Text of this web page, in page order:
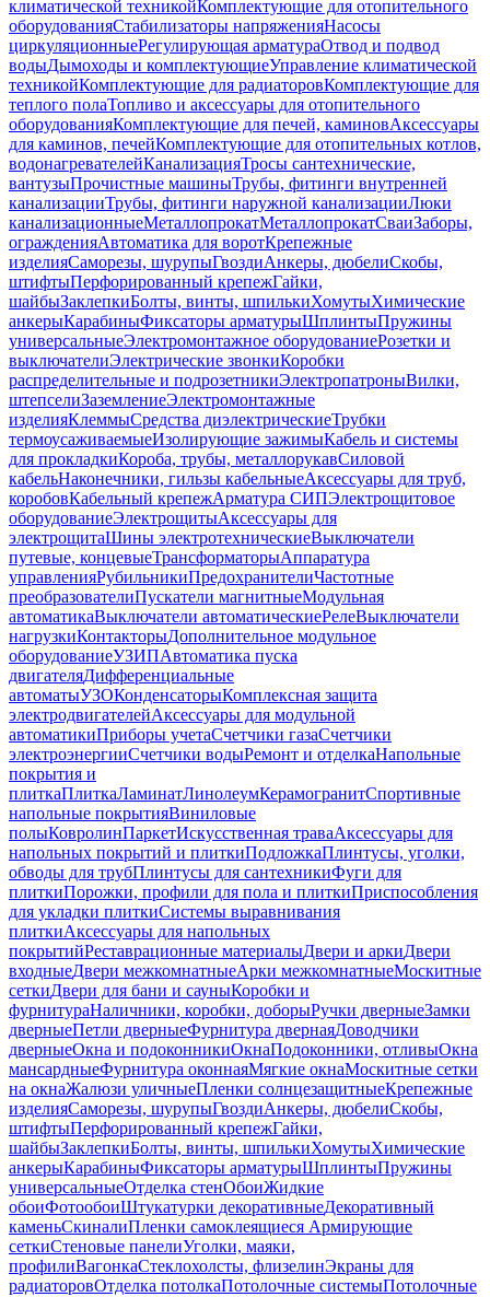
климатической техникойКомплектующие для отопительного
оборудованияСтабилизаторы напряженияНасосы
циркуляционныеРегулирующая арматураОтвод и подвод
водыДымоходы и комплектующиеУправление климатической
техникойКомплектующие для радиаторовКомплектующие для
теплого полаТопливо и аксессуары для отопительного
оборудованияКомплектующие для печей, каминовАксессуары
для каминов, печейКомплектующие для отопительных котлов,
водонагревателейКанализацияТросы сантехнические,
вантузыПрочистные машиныТрубы, фитинги внутренней
канализацииТрубы, фитинги наружной канализацииЛюки
канализационныеМеталлопрокатМеталлопрокатСваиЗаборы,
огражденияАвтоматика для воротКрепежные
изделияСаморезы, шурупыГвоздиАнкеры, дюбелиСкобы,
штифтыПерфорированный крепежГайки,
шайбыЗаклепкиБолты, винты, шпилькиХомутыХимические
анкерыКарабиныФиксаторы арматурыШплинтыПружины
универсальныеЭлектромонтажное оборудованиеРозетки и
выключателиЭлектрические звонкиКоробки
распределительные и подрозетникиЭлектропатроныВилки,
штепселиЗаземлениеЭлектромонтажные
изделияКлеммыСредства диэлектрическиеТрубки
термоусаживаемыеИзолирующие зажимыКабель и системы
для прокладкиКороба, трубы, металлорукавСиловой
кабельНаконечники, гильзы кабельныеАксессуары для труб,
коробовКабельный крепежАрматура СИПЭлектрощитовое
оборудованиеЭлектрощитыАксессуары для
электрощитаШины электротехническиеВыключатели
путевые, концевыеТрансформаторыАппаратура
управленияРубильникиПредохранителиЧастотные
преобразователиПускатели магнитныеМодульная
автоматикаВыключатели автоматическиеРелеВыключатели
нагрузкиКонтакторыДополнительное модульное
оборудованиеУЗИПАвтоматика пуска
двигателяДифференциальные
автоматыУЗОКонденсаторыКомплексная защита
электродвигателейАксессуары для модульной
автоматикиПриборы учетаСчетчики газаСчетчики
электроэнергииСчетчики водыРемонт и отделкаНапольные
покрытия и
плиткаПлиткаЛаминатЛинолеумКерамогранитСпортивные
напольные покрытияВиниловые
полыКовролинПаркетИскусственная траваАксессуары для
напольных покрытий и плиткиПодложкаПлинтусы, уголки,
обводы для трубПлинтусы для сантехникиФуги для
плиткиПорожки, профили для пола и плиткиПриспособления
для укладки плиткиСистемы выравнивания
плиткиАксессуары для напольных
покрытийРеставрационные материалыДвери и аркиДвери
входныеДвери межкомнатныеАрки межкомнатныеМоскитные
сеткиДвери для бани и сауныКоробки и
фурнитураНаличники, коробки, доборыРучки дверныеЗамки
дверныеПетли дверныеФурнитура двернаяДоводчики
дверныеОкна и подоконникиОкнаПодоконники, отливыОкна
мансардныеФурнитура оконнаяМягкие окнаМоскитные сетки
на окнаЖалюзи уличныеПленки солнцезащитныеКрепежные
изделияСаморезы, шурупыГвоздиАнкеры, дюбелиСкобы,
штифтыПерфорированный крепежГайки,
шайбыЗаклепкиБолты, винты, шпилькиХомутыХимические
анкерыКарабиныФиксаторы арматурыШплинтыПружины
универсальныеОтделка стенОбоиЖидкие
обоиФотообоиШтукатурки декоративныеДекоративный
каменьСкиналиПленки самоклеящиеся Армирующие
сеткиСтеновые панелиУголки, маяки,
профилиВагонкаСтеклохолсты, флизелинЭкраны для
радиаторовОтделка потолкаПотолочные системыПотолочные